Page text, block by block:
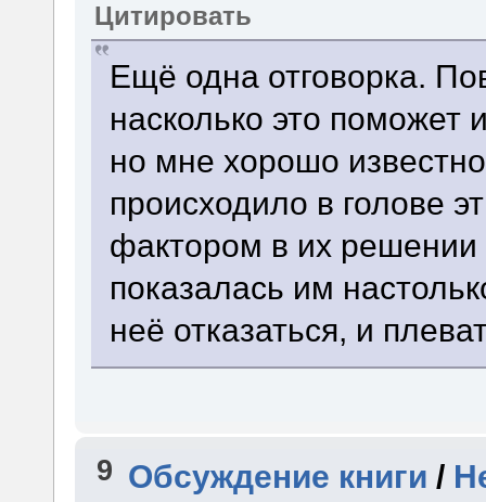
Цитировать
Ещё одна отговорка.
насколько это
но мне хорошо
происходило в голове
фактором в их
показалась им
неё отказаться, и
9 Обсуждение книги /